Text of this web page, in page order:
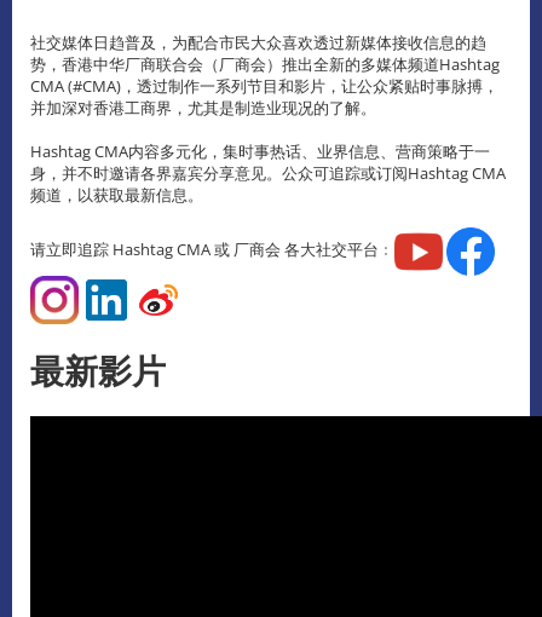
社交媒体日趋普及，为配合市民大众喜欢透过新媒体接收信息的趋
势，香港中华厂商联合会（厂商会）推出全新的多媒体频道Hashtag
CMA (#CMA)，透过制作一系列节目和影片，让公众紧贴时事脉搏，
并加深对香港工商界，尤其是制造业现况的了解。
Hashtag CMA内容多元化，集时事热话、业界信息、营商策略于一
身，并不时邀请各界嘉宾分享意见。公众可追踪或订阅Hashtag CMA
频道，以获取最新信息。
请立即追踪 Hashtag CMA 或 厂商会 各大社交平台﹕
最新影片